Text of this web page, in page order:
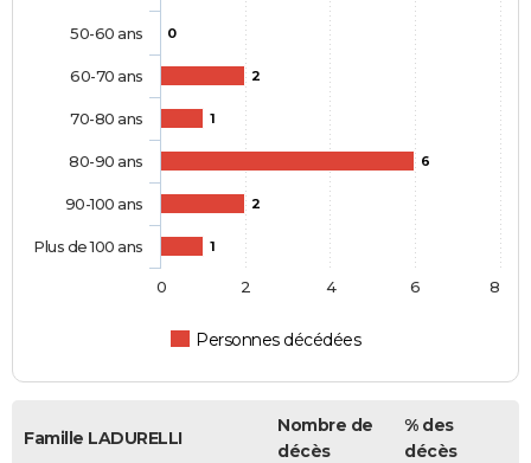
0
2
1
6
2
1
Personnes décédées
50-60 ans
60-70 ans
70-80 ans
80-90 ans
90-100 ans
Plus de 100 ans
0 2 4 6 8
Famille LADURELLI
Nombre de
décès
% des
décès